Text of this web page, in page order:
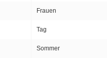
Frauen
Tag
Sommer